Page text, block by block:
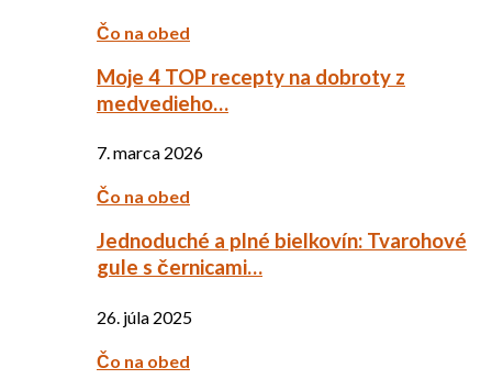
Čo na obed
Moje 4 TOP recepty na dobroty z
medvedieho…
7. marca 2026
Čo na obed
Jednoduché a plné bielkovín: Tvarohové
gule s černicami…
26. júla 2025
Čo na obed